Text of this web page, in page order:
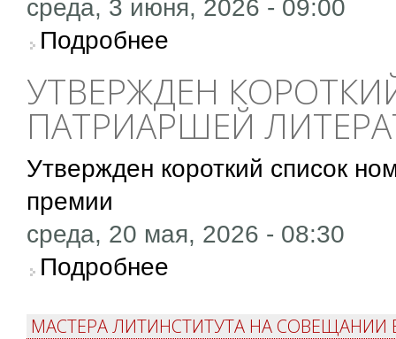
среда, 3 июня, 2026 - 09:00
Подробнее
УТВЕРЖДЕН
ПАТРИАРШЕЙ
Утвержден короткий список
премии
среда, 20 мая, 2026 - 08:30
Подробнее
МАСТЕРА ЛИТИНСТИТУТА НА СОВЕЩАНИИ